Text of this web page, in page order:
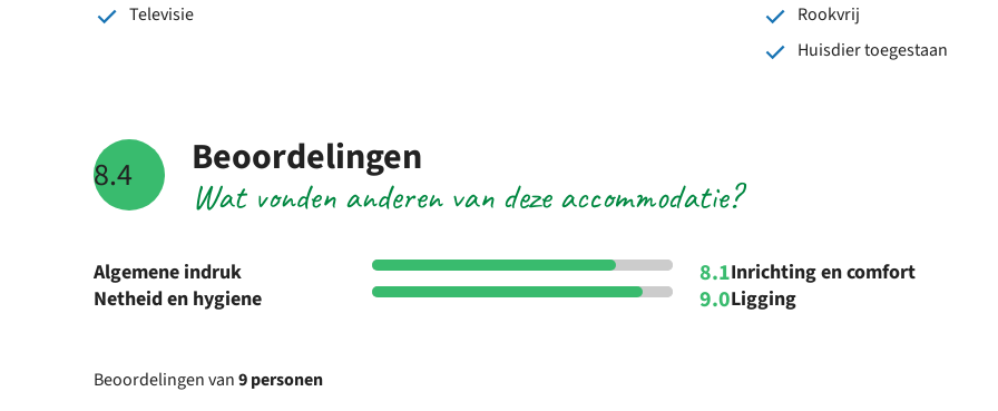
Televisie
Rookvrij
Huisdier toegestaan
8.4 Wat vonden anderen van deze accommodatie?
Beoordelingen
Algemene indruk 8.1Inrichting en comfort
Netheid en hygiene
9.0Ligging
Beoordelingen van9 personen